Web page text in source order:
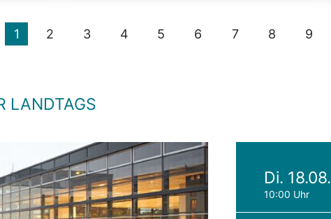
1 2 3 4 5 6 7 8 9
LANDTAGS
Di. 18.08.
10:00 Uhr